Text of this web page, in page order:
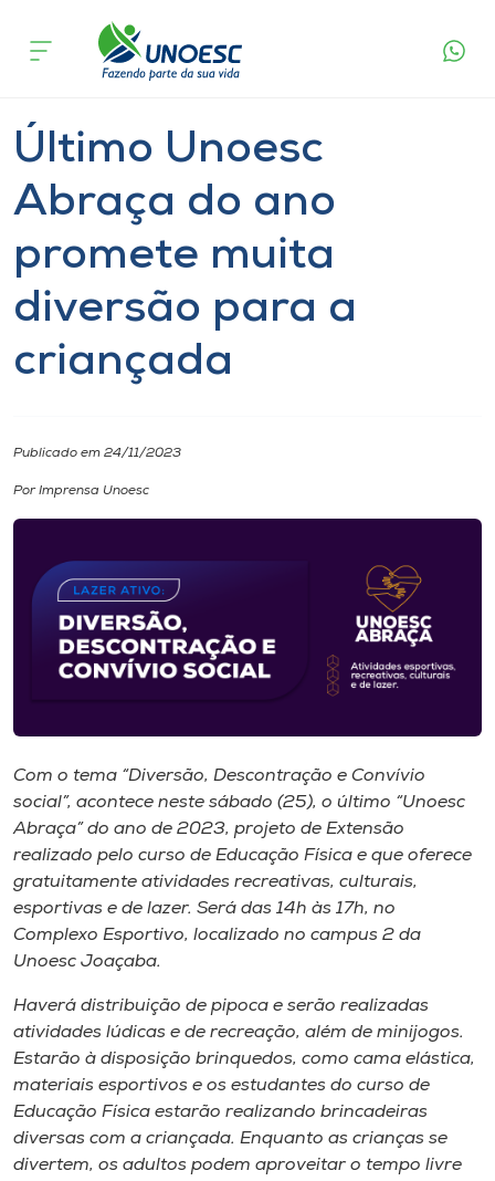
Cursos
Pesquisa
Atendimento ao Estudante
Portal de Ensino
Internacionalização
Diplomados
Cultura
CPA
Biblioteca
Editora
Rádio
Museu
Unoesc
Store
acontece
Inserção Social
Último Unoesc
Abraça do ano
promete muita
diversão para a
criançada
Publicado em 24/11/2023
Por Imprensa Unoesc
Com o tema “Diversão, Descontração e Convívio
social”, acontece neste sábado (25), o último “Unoesc
Abraça” do ano de 2023, projeto de Extensão
realizado pelo curso de Educação Física e que oferece
gratuitamente atividades recreativas, culturais,
esportivas e de lazer. Será das 14h às 17h, no
Complexo Esportivo, localizado no campus 2 da
Unoesc Joaçaba.
Haverá distribuição de pipoca e serão realizadas
atividades lúdicas e de recreação, além de minijogos.
Estarão à disposição brinquedos, como cama elástica,
materiais esportivos e os estudantes do curso de
Educação Física estarão realizando brincadeiras
diversas com a criançada. Enquanto as crianças se
divertem, os adultos podem aproveitar o tempo livre